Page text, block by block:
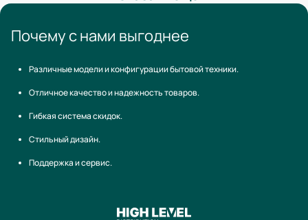
Почему с нами выгоднее
Различные модели и конфигурации бытовой техники.
Отличное качество и надежность товаров.
Гибкая система скидок.
Стильный дизайн.
Поддержка и сервис.